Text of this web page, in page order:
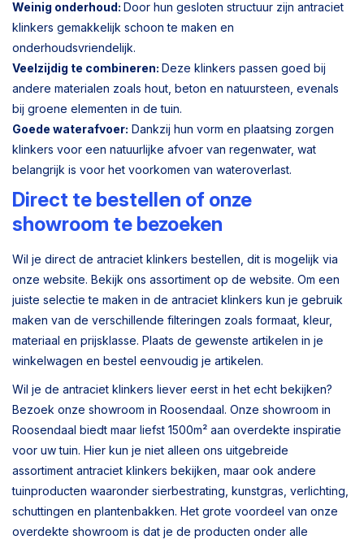
Weinig onderhoud: Door hun gesloten structuur zijn antraciet
klinkers gemakkelijk schoon te maken en
onderhoudsvriendelijk.
Veelzijdig te combineren: Deze klinkers passen goed bij
andere materialen zoals hout, beton en natuursteen, evenals
bij groene elementen in de tuin.
Goede waterafvoer: Dankzij hun vorm en plaatsing zorgen
klinkers voor een natuurlijke afvoer van regenwater, wat
belangrijk is voor het voorkomen van wateroverlast.
Direct te bestellen of onze
showroom te bezoeken
Wil je direct de antraciet klinkers bestellen, dit is mogelijk via
onze website. Bekijk ons assortiment op de website. Om een
juiste selectie te maken in de antraciet klinkers kun je gebruik
maken van de verschillende filteringen zoals formaat, kleur,
materiaal en prijsklasse. Plaats de gewenste artikelen in je
winkelwagen en bestel eenvoudig je artikelen.
Wil je de antraciet klinkers liever eerst in het echt bekijken?
Bezoek onze showroom in Roosendaal. Onze showroom in
Roosendaal biedt maar liefst 1500m² aan overdekte inspiratie
voor uw tuin. Hier kun je niet alleen ons uitgebreide
assortiment antraciet klinkers bekijken, maar ook andere
tuinproducten waaronder sierbestrating, kunstgras, verlichting,
schuttingen en plantenbakken. Het grote voordeel van onze
overdekte showroom is dat je de producten onder alle